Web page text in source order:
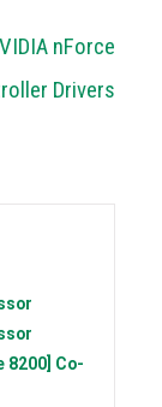
nForce
Drivers
8200] Co-